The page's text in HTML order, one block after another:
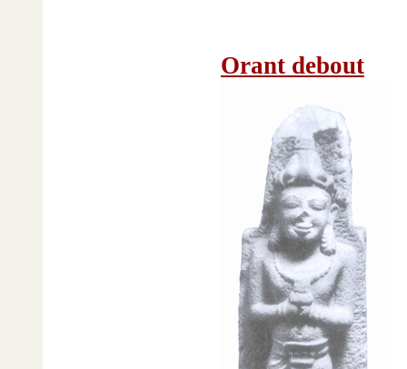
Orant debout